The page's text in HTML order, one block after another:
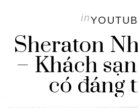
in
Sheraton
– Khách
có đáng